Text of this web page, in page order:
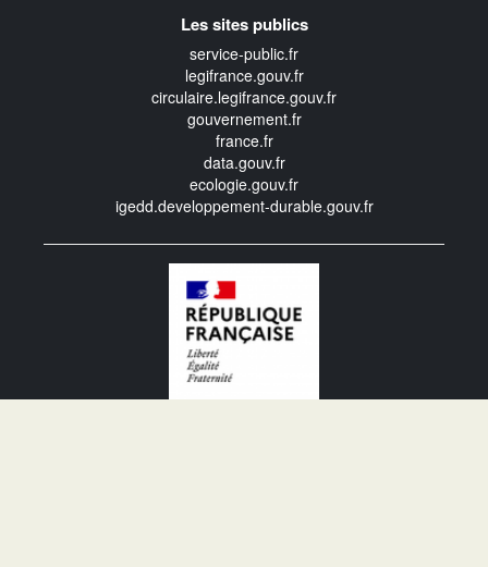
Les sites publics
service-public.fr
legifrance.gouv.fr
circulaire.legifrance.gouv.fr
gouvernement.fr
france.fr
data.gouv.fr
ecologie.gouv.fr
igedd.developpement-durable.gouv.fr